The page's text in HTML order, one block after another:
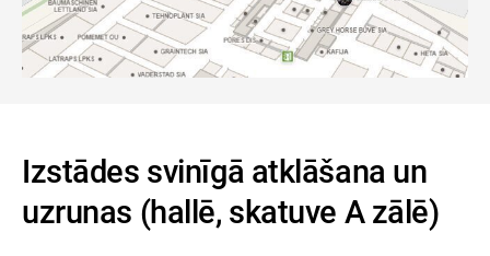
Izstādes svinīgā atklāšana un
uzrunas (hallē, skatuve A zālē)